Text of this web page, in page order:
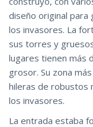
diseño original para
los invasores. La
sus torres y
lugares tienen más
grosor. Su zona
hileras de robustos
los invasores.
La entrada estaba